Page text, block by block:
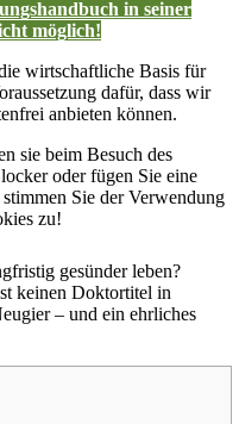
in seiner
möglich!
wirtschaftliche Basis für
dafür, dass wir
anbieten können.
sie beim Besuch des
oder fügen Sie eine
Sie der Verwendung
zu!
gesünder leben?
keinen Doktortitel in
– und ein ehrliches